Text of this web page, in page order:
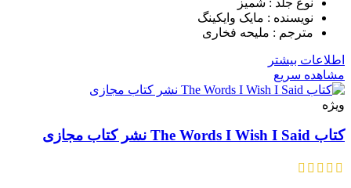
نوع جلد : شمیز
نویسنده : مایک وایکینگ
مترجم : ملیحه فخاری
اطلاعات بیشتر
مشاهده سریع
ویژه
کتاب The Words I Wish I Said نشر کتاب مجازی